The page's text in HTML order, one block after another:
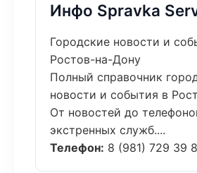
Инфо Spravka
Городские новости и
Ростов-на-Дону
Полный справочник
новости и события в
От новостей до
экстренных служб....
Телефон: 8 (981) 729 39